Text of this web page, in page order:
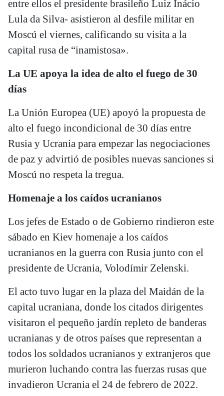
entre ellos el presidente brasileño Luiz Inácio
Lula da Silva- asistieron al desfile militar en
Moscú el viernes, calificando su visita a la
capital rusa de “inamistosa».
La UE apoya la idea de alto el fuego de 30
días
La Unión Europea (UE) apoyó la propuesta de
alto el fuego incondicional de 30 días entre
Rusia y Ucrania para empezar las negociaciones
de paz y advirtió de posibles nuevas sanciones si
Moscú no respeta la tregua.
Homenaje a los caídos ucranianos
Los jefes de Estado o de Gobierno rindieron este
sábado en Kiev homenaje a los caídos
ucranianos en la guerra con Rusia junto con el
presidente de Ucrania, Volodímir Zelenski.
El acto tuvo lugar en la plaza del Maidán de la
capital ucraniana, donde los citados dirigentes
visitaron el pequeño jardín repleto de banderas
ucranianas y de otros países que representan a
todos los soldados ucranianos y extranjeros que
murieron luchando contra las fuerzas rusas que
invadieron Ucrania el 24 de febrero de 2022.